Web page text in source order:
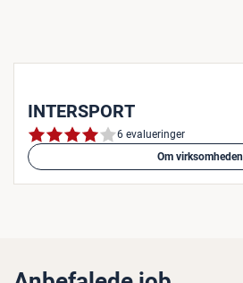
INTERSPORT
6 evalueringer
Om virksomheden